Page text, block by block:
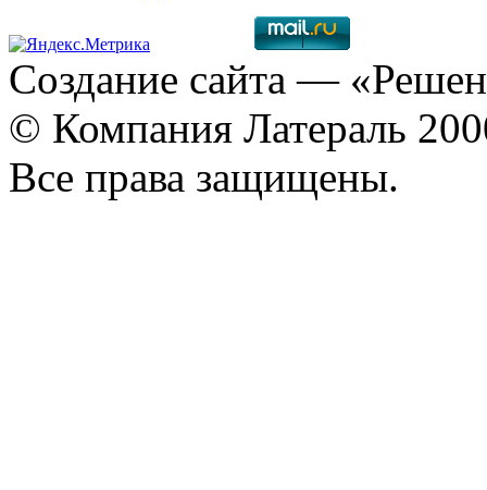
Создание сайта —
© Компания Латераль
Все права защищены.